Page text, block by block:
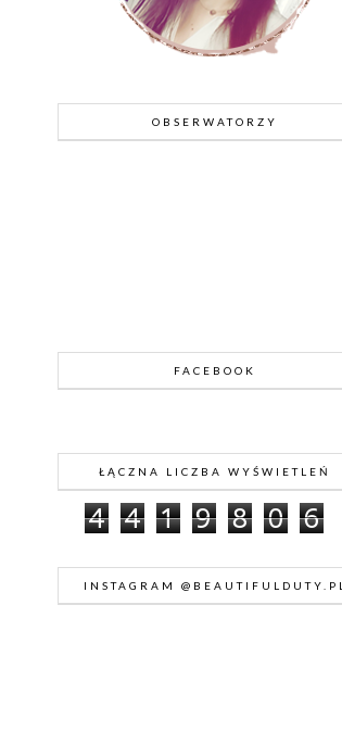
OBSERWATORZY
FACEBOOK
ŁĄCZNA LICZBA WYŚWIETLEŃ
4 4 1 9 8 0 6
INSTAGRAM @BEAUTIFULDUTY.PL